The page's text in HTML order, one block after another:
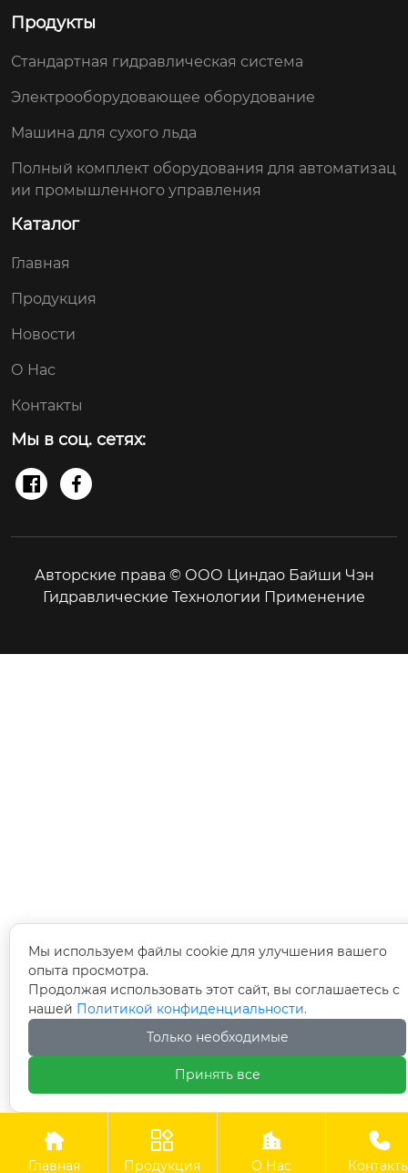
Продукты
Стандартная гидравлическая система
Электрооборудовающее оборудование
Машина для сухого льда
Полный комплект оборудования для автоматизац
ии промышленного управления
Каталог
Главная
Продукция
Новости
О Нас
Контакты
Мы в соц. сетях:
 
Авторские права © ООО Циндао Байши Чэн
Гидравлические Технологии Применение

Главная

Продукция

О Нас

Мы используем файлы cookie для улучшения вашего
опыта просмотра.
Продолжая использовать этот сайт, вы соглашаетесь с
нашей Политикой конфиденциальности.
Только необходимые
Принять все